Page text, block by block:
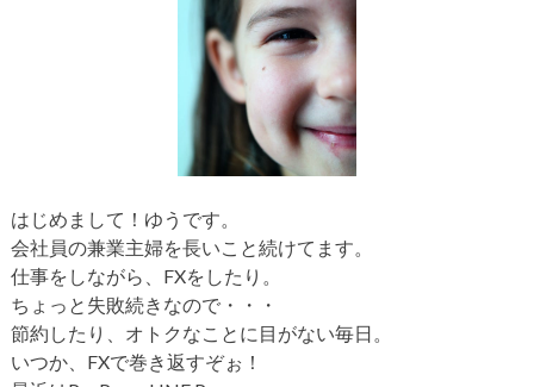
はじめまして！ゆうです。
会社員の兼業主婦を長いこと続けてます。
仕事をしながら、FXをしたり。
ちょっと失敗続きなので・・・
節約したり、オトクなことに目がない毎日。
いつか、FXで巻き返すぞぉ！